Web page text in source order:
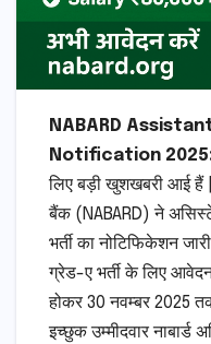
NABARD
Notification
लिए बड़ी खुशखबरी आई हैं |
बैंक (NABARD) ने
भर्ती का नोटिफिकेशन
ग्रेड-ए भर्ती के लिए
होकर 30 नवम्बर 2025
इच्छुक उम्मीदवार नाबार्ड